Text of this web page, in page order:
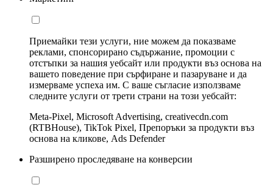
Приемайки тези услуги, ние можем да показваме
реклами, спонсорирано съдържание, промоции с
отстъпки за нашия уебсайт или продукти въз основа на
вашето поведение при сърфиране и пазаруване и да
измерваме успеха им. С ваше съгласие използваме
следните услуги от трети страни на този уебсайт:
Meta-Pixel, Microsoft Advertising, creativecdn.com
(RTBHouse), TikTok Pixel, Препоръки за продукти въз
основа на кликове, Ads Defender
Разширено проследяване на конверсии